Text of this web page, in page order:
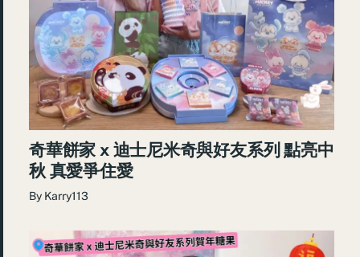
奇華餅家 x 迪士尼米奇與好友系列 點亮中
秋 真愛爭住愛
By Karry113